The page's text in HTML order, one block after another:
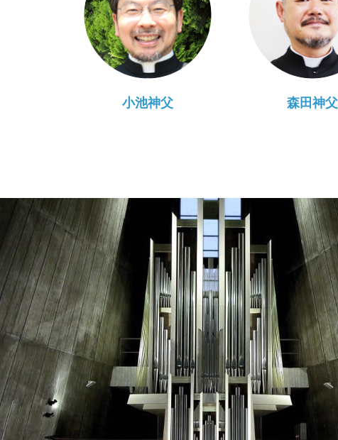
小池神父 森田神父